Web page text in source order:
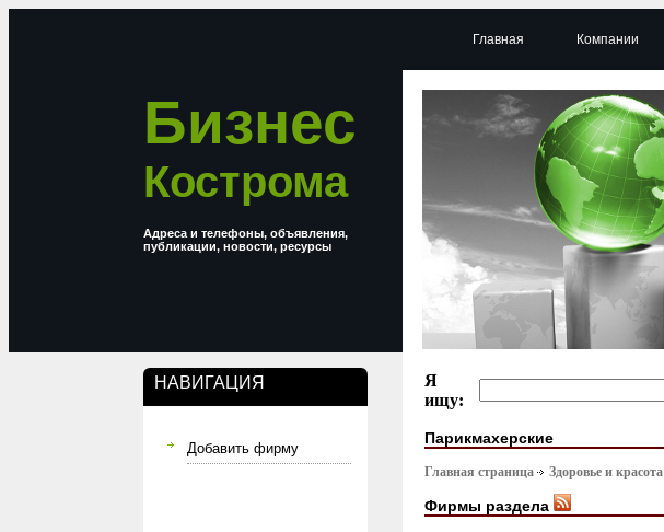
Бизнес
Кострома
Адреса и телефоны, объявления,
публикации, новости, ресурсы
НАВИГАЦИЯ
Добавить фирму
Главная Компании
Я
ищу:
Парикмахерские
Главная страница Здоровье и красота
Фирмы раздела